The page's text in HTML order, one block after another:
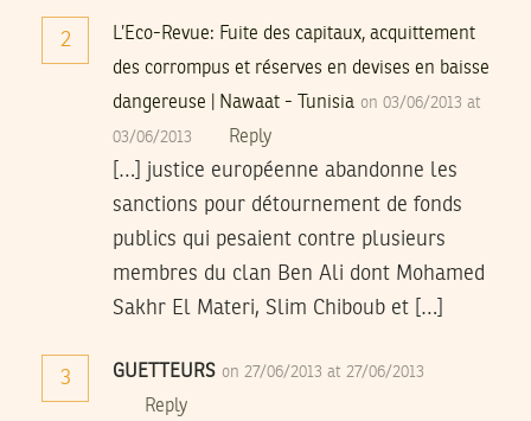
2
L’Eco-Revue: Fuite des capitaux, acquittement
des corrompus et réserves en devises en baisse
dangereuse | Nawaat - Tunisia on 03/06/2013 at
03/06/2013 Reply
[…] justice européenne abandonne les
sanctions pour détournement de fonds
publics qui pesaient contre plusieurs
membres du clan Ben Ali dont Mohamed
Sakhr El Materi, Slim Chiboub et […]
3 GUETTEURS on 27/06/2013 at 27/06/2013
Reply